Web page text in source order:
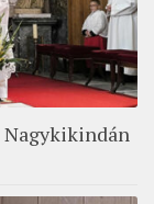
Nagykikindán